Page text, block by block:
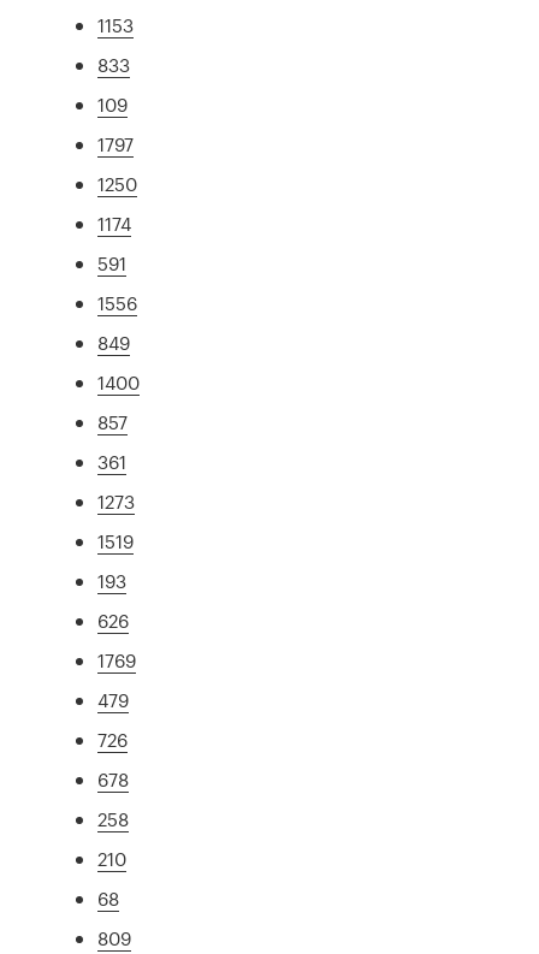
1153
833
109
1797
1250
1174
591
1556
849
1400
857
361
1273
1519
193
626
1769
479
726
678
258
210
68
809